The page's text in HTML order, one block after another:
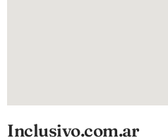
Inclusivo.com.ar